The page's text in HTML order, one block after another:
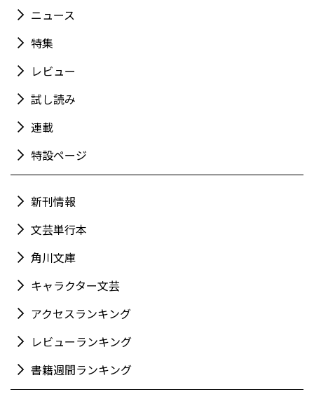
ニュース
特集
レビュー
試し読み
連載
特設ページ
新刊情報
文芸単行本
角川文庫
キャラクター文芸
アクセスランキング
レビューランキング
書籍週間ランキング